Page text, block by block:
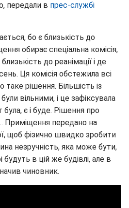
передали в прес-службі
бо є близькість до
обирає спеціальна комісія,
до реанімації і де
Ця комісія обстежила всі
таке рішення. Більшість із
вільними, і це зафіксувала
була, є і буде. Рішення про
Приміщення передано на
щоб фізично швидко зробити
незручність, яка може бути,
будуть в цій же будівлі, але в
чиновник.